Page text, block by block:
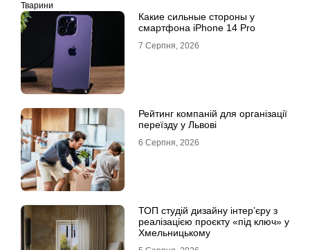
Тварини
Какие сильные стороны у
смартфона iPhone 14 Pro
7 Серпня, 2026
Рейтинг компаній для організації
переїзду у Львові
6 Серпня, 2026
ТОП студій дизайну інтер’єру з
реалізацією проєкту «під ключ» у
Хмельницькому